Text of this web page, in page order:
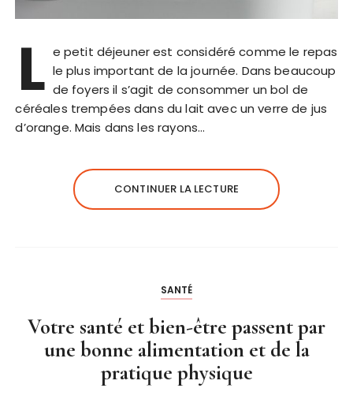
L e petit déjeuner est considéré comme le repas
le plus important de la journée. Dans beaucoup
de foyers il s’agit de consommer un bol de
céréales trempées dans du lait avec un verre de jus
d’orange. Mais dans les rayons…
CONTINUER LA LECTURE
SANTÉ
Votre santé et bien-être passent par
une bonne alimentation et de la
pratique physique